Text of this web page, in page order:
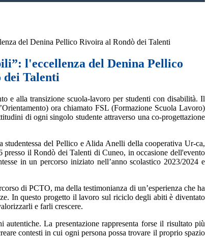
del Denina Pellico Rivoira al Rondò dei Talenti
l'eccellenza del Denina Pellico
dei Talenti
e alla transizione scuola-lavoro per studenti con disabilità. Il
ora chiamato FSL (Formazione Scuola Lavoro)
di ogni singolo studente attraverso una co-progettazione
studentessa del Pellico e Alida Anelli della cooperativa Ur-ca,
presso il Rondò dei Talenti di Cuneo, in occasione dell'evento
in un percorso iniziato nell’anno scolastico 2023/2024 e
di PCTO, ma della testimonianza di un’esperienza che ha
In questo progetto il lavoro sul riciclo degli abiti è diventato
e farli crescere.
La presentazione rappresenta forse il risultato più
contesti in cui ogni persona possa trovare il proprio spazio